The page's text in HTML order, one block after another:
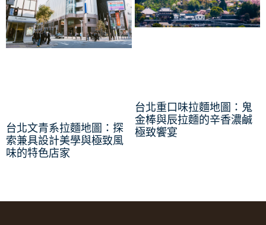
台北文青系拉麵地圖：探
索兼具設計美學與極致風
味的特色店家
台北重口味拉麵地圖：鬼
金棒與辰拉麵的辛香濃鹹
極致饗宴